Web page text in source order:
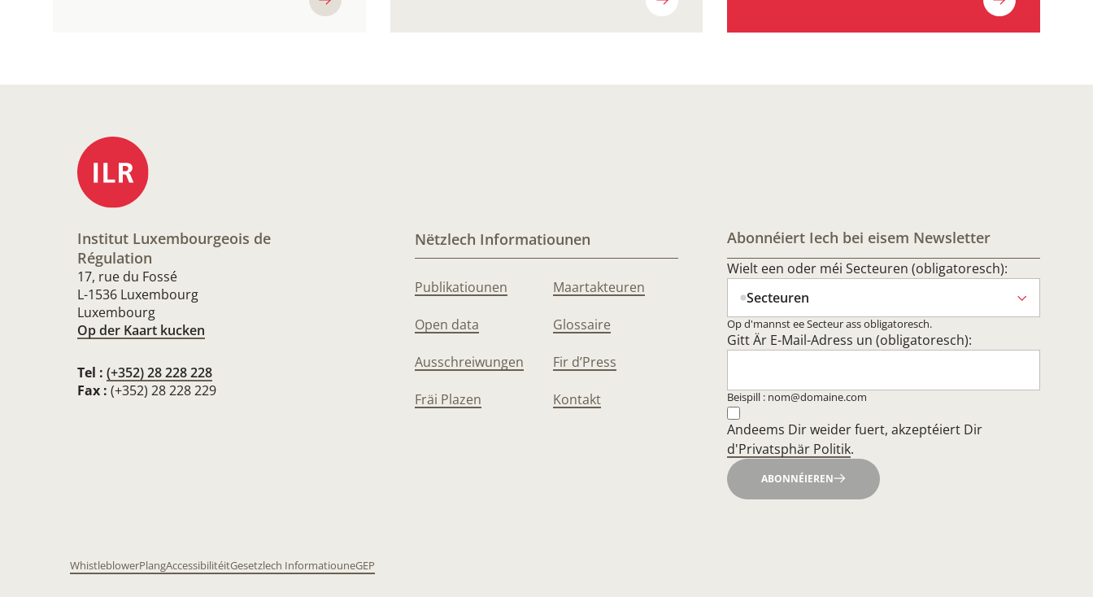
Institut Luxembourgeois de
Régulation
17, rue du Fossé
L-1536 Luxembourg
Luxembourg
Op der Kaart kucken
Tel : (+352) 28 228 228
Fax : (+352) 28 228 229
Nëtzlech Informatiounen
Publikatiounen
Open data
Ausschreiwungen
Fräi Plazen
Maartakteuren
Glossaire
Fir d’Press
Kontakt
Abonnéiert Iech bei eisem Newsletter
Wielt een oder méi Secteuren (obligatoresch):
Secteuren
Op d'mannst ee Secteur ass obligatoresch.
Gitt Är E-Mail-Adress un (obligatoresch):
Beispill : nom@domaine.com
Andeems Dir weider fuert, akzeptéiert Dir
d'Privatsphär Politik.
ABONNÉIEREN
WhistleblowerPlangAccessibilitéitGesetzlech InformatiouneGEP